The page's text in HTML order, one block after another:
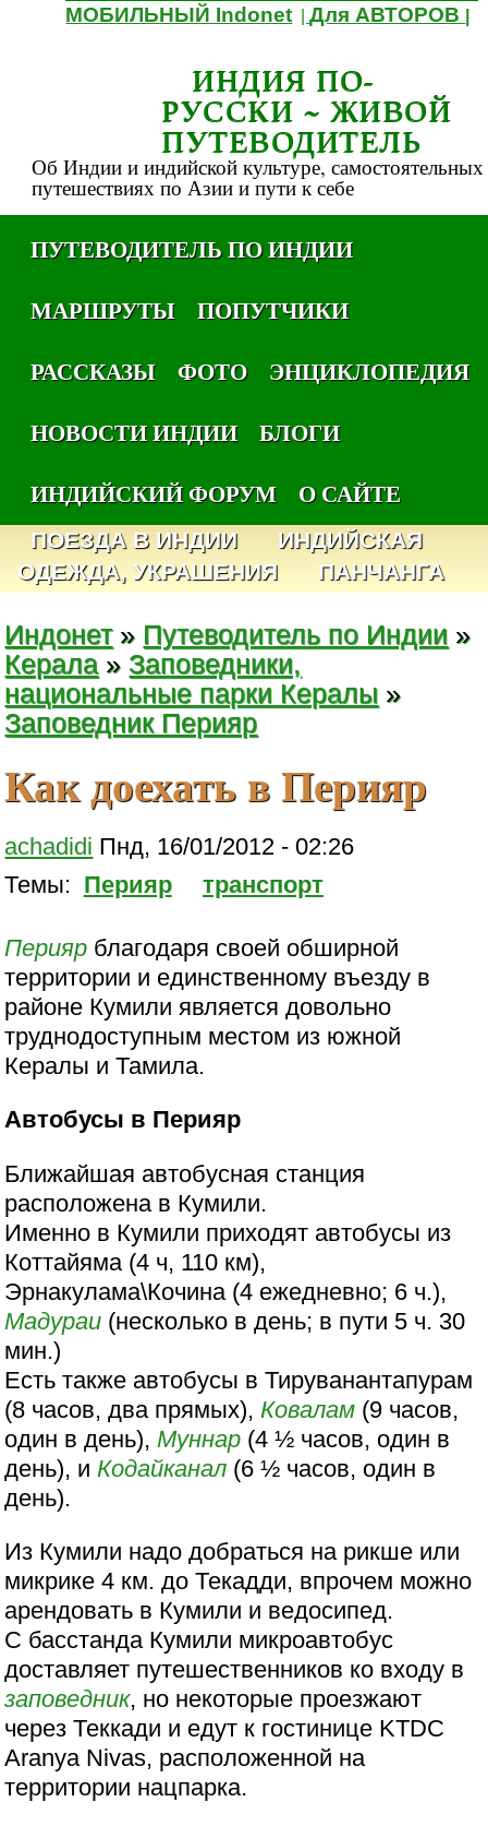
МОБИЛЬНЫЙ Indonet |Для АВТОРОВ
ИНДИЯ ПО-
РУССКИ ~ ЖИВОЙ
ПУТЕВОДИТЕЛЬ
Об Индии и индийской культуре, самостоятельных
путешествиях по Азии и пути к себе
ПУТЕВОДИТЕЛЬ ПО ИНДИИ
МАРШРУТЫ
ПОПУТЧИКИ
РАССКАЗЫ
ФОТО
ЭНЦИКЛОПЕДИЯ
НОВОСТИ ИНДИИ
БЛОГИ
ИНДИЙСКИЙ ФОРУМ
О САЙТЕ
ПОЕЗДА В ИНДИИ
ИНДИЙСКАЯ
ОДЕЖДА, УКРАШЕНИЯ
ПАНЧАНГА
Индонет» Путеводитель по Индии »
Керала » Заповедники,
национальные парки Кералы »
Заповедник Перияр
Как доехать в Перияр
achadidi Пнд, 16/01/2012 - 02:26
Темы: Перияр транспорт
Перияр благодаря своей обширной
территории и единственному въезду в
районе Кумили является довольно
труднодоступным местом из южной
Кералы и Тамила.
Автобусы в Перияр
Ближайшая автобусная станция
расположена в Кумили.
Именно в Кумили приходят автобусы из
Коттайяма (4 ч, 110 км),
Эрнакулама\Кочина (4 ежедневно; 6 ч.),
Мадураи (несколько в день; в пути 5 ч. 30
мин.)
Есть также автобусы в Тируванантапурам
(8 часов, два прямых), Ковалам (9 часов,
один в день), Муннар (4 ½ часов, один в
день), и Кодайканал (6 ½ часов, один в
день).
Из Кумили надо добраться на рикше или
микрике 4 км. до Текадди, впрочем можно
арендовать в Кумили и ведосипед.
С басстанда Кумили микроавтобус
доставляет путешественников ко входу в
заповедник, но некоторые проезжают
через Теккади и едут к гостинице KTDC
Aranya Nivas, расположенной на
территории нацпарка.